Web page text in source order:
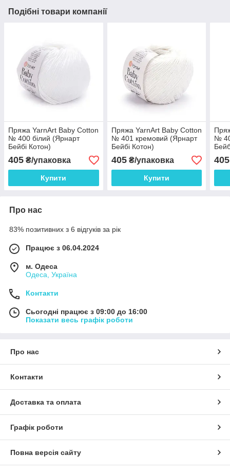
Подібні товари компанії
Пряжа YarnArt Baby Cotton
№ 400 білий (Ярнарт
Бейбі Котон)
405 ₴/упаковка
Купити
Пряжа YarnArt Baby Cotton
№ 401 кремовий (Ярнарт
Бейбі Котон)
405₴/упаковка
Купити
№
405
Про нас
83% позитивних з 6 відгуків за рік
Працює з 06.04.2024
м. Одеса
Одеса, Україна
Контакти
Сьогодні працює з 09:00 до 16:00
Показати весь графік роботи
Про нас
Контакти
Доставка та оплата
Графік роботи
Повна версія сайту